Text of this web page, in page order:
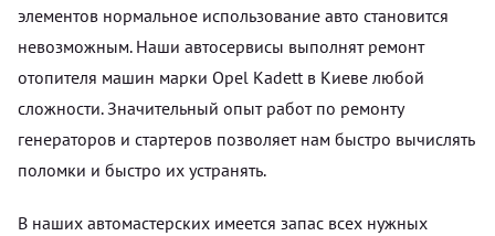
элементов нормальное использование авто становится
невозможным. Наши автосервисы выполнят ремонт
отопителя машин марки Opel Kadett в Киеве любой
сложности. Значительный опыт работ по ремонту
генераторов и стартеров позволяет нам быстро вычислять
поломки и быстро их устранять.
В наших автомастерских имеется запас всех нужных